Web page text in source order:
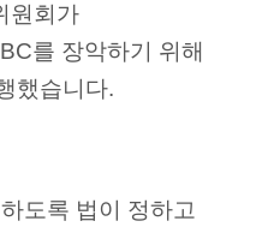
원회가
를 장악하기 위해
했습니다.
도록 법이 정하고